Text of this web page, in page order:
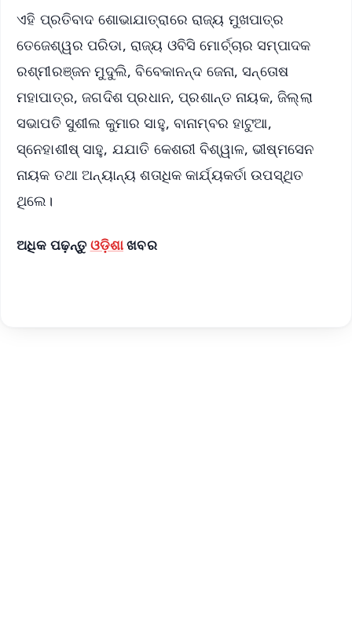
ଏହି ପ୍ରତିବାଦ ଶୋଭାଯାତ୍ରାରେ ରାଜ୍ୟ ମୁଖପାତ୍ର
ତେଜେଶ୍ୱର ପରିଡା, ରାଜ୍ୟ ଓବିସି ମୋର୍ଚ୍ଚାର ସମ୍ପାଦକ
ରଶ୍ମୀରଞ୍ଜନ ମୁଦୁଲି, ବିବେକାନନ୍ଦ ଜେନା, ସନ୍ତୋଷ
ମହାପାତ୍ର, ଜଗଦିଶ ପ୍ରଧାନ, ପ୍ରଶାନ୍ତ ନାୟକ, ଜିଲ୍ଲା
ସଭାପତି ସୁଶୀଲ କୁମାର ସାହୁ, ବାନାମ୍ବର ହାଟୁଆ,
ସ୍ନେହାଶୀଷ୍ ସାହୁ, ଯଯାତି କେଶରୀ ବିଶ୍ୱାଳ, ଭୀଷ୍ମସେନ
ନାୟକ ତଥା ଅନ୍ୟାନ୍ୟ ଶତାଧିକ କାର୍ଯ୍ୟକର୍ତା ଉପସ୍ଥିତ
ଥିଲେ।
ଅଧିକ ପଢ଼ନ୍ତୁ ଓଡ଼ିଶାଖବର